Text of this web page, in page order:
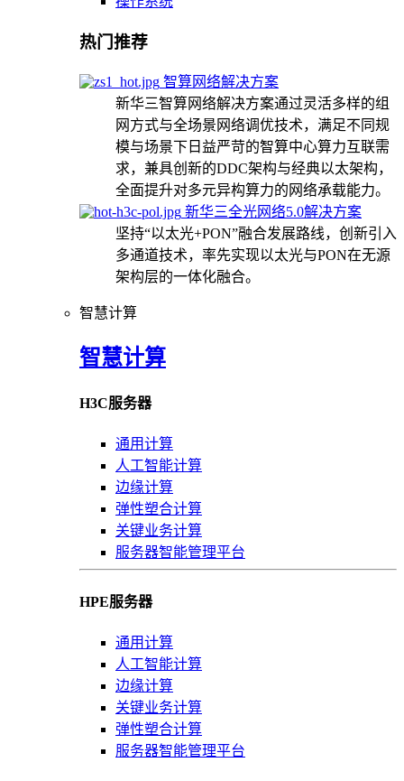
热门推荐
智算网络解决方案
新华三智算网络解决方案通过灵活多样的组
网方式与全场景网络调优技术，满足不同规
模与场景下日益严苛的智算中心算力互联需
求，兼具创新的DDC架构与经典以太架构，
全面提升对多元异构算力的网络承载能力。
新华三全光网络5.0解决方案
坚持“以太光+PON”融合发展路线，创新引入
多通道技术，率先实现以太光与PON在无源
架构层的一体化融合。
智慧计算
智慧计算
H3C服务器
通用计算
人工智能计算
边缘计算
弹性塑合计算
关键业务计算
服务器智能管理平台
HPE服务器
通用计算
人工智能计算
边缘计算
关键业务计算
弹性塑合计算
服务器智能管理平台